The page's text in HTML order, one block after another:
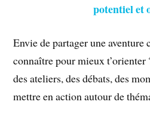
potentiel et
Envie de partager une
connaître pour mieux t’orienter
des ateliers, des débats, des
mettre en action autour de